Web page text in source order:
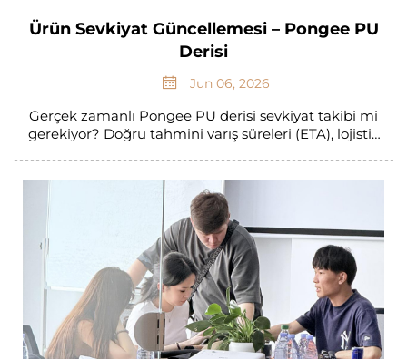
Ürün Sevkiyat Güncellemesi – Pongee PU
Derisi
Jun 06, 2026
Gerçek zamanlı Pongee PU derisi sevkiyat takibi mi
gerekiyor? Doğru tahmini varış süreleri (ETA), lojistik